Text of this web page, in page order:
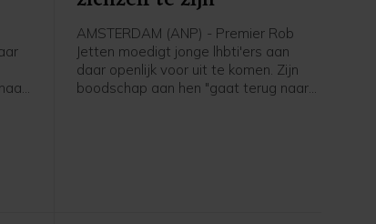
AMSTERDAM (ANP) - Premier Rob
Jetten moedigt jonge lhbti'ers aan
daar openlijk voor uit te komen. Zijn
boodschap aan hen "gaat terug naar